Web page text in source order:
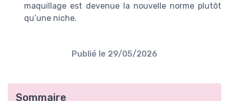
maquillage est devenue la nouvelle norme plutôt
qu’une niche.
Publié le 29/05/2026
Sommaire